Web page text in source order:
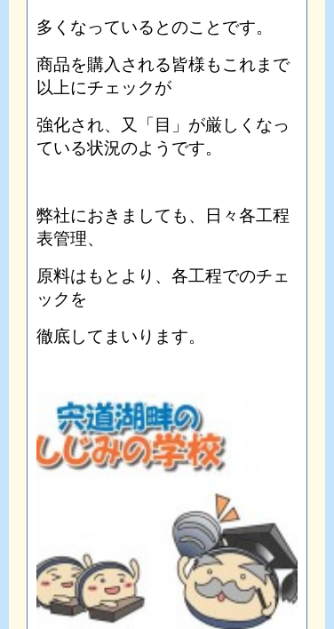
多くなっているとのことです。
商品を購入される皆様もこれまで
以上にチェックが
強化され、又「目」が厳しくなっ
ている状況のようです。
弊社におきましても、日々各工程
表管理、
原料はもとより、各工程でのチェ
ックを
徹底してまいります。